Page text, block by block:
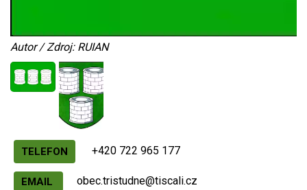
Autor / Zdroj: RUIAN
TELEFON +420 722 965 177
EMAIL obec.tristudne@tiscali.cz